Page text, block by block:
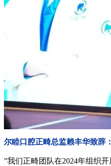
尔睦口腔正畸总监赖丰华致辞：
”我们正畸团队在2024年组织